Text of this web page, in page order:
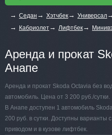
→ Седан → Хэтчбек→ Универсал→
→ Кабриолет→ Лифтбек→
Аренда и прокат
Анапе
Аренда и прокат Skoda Octavia без
автомобиль. Цена от 3 200 руб./сутки.
В Анапе доступен 1 автомобиль
200 руб. в сутки. Доступны
приводом и в кузове лифтбек.